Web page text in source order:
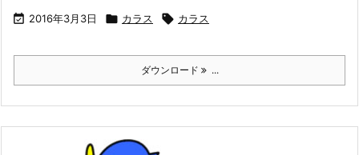
 2016年3月3日  カラス  カラス
ダウンロード ...